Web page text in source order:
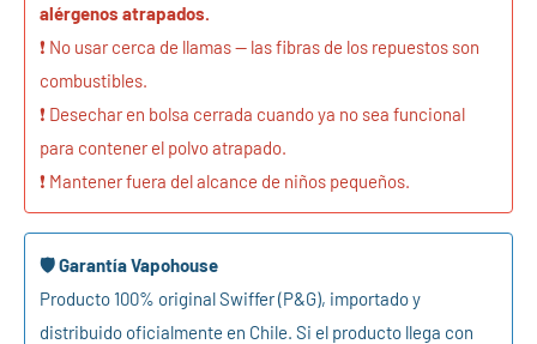
alérgenos atrapados.
❗ No usar cerca de llamas — las fibras de los repuestos son
combustibles.
❗ Desechar en bolsa cerrada cuando ya no sea funcional
para contener el polvo atrapado.
❗ Mantener fuera del alcance de niños pequeños.
🛡️ Garantía Vapohouse
Producto 100% original Swiffer (P&G), importado y
distribuido oficialmente en Chile. Si el producto llega con